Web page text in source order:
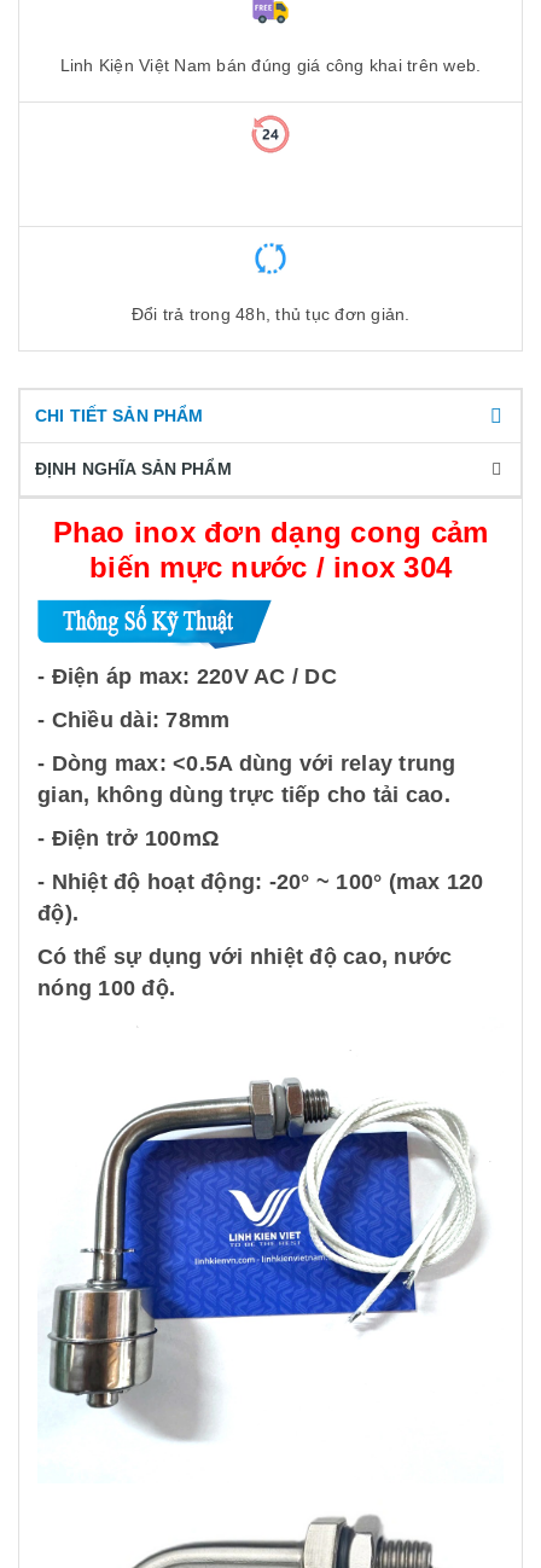
Linh Kiện Việt Nam bán đúng giá công khai trên web.
Đổi trả trong 48h, thủ tục đơn giản.
CHI TIẾT SẢN PHẨM
ĐỊNH NGHĨA SẢN PHẨM
Phao inox đơn dạng cong cảm
biến mực nước / inox 304
- Điện áp max: 220V AC / DC
- Chiều dài: 78mm
- Dòng max: <0.5A dùng với relay trung
gian, không dùng trực tiếp cho tải cao.
- Điện trở 100mΩ
- Nhiệt độ hoạt động: -20° ~ 100° (max 120
độ).
Có thể sự dụng với nhiệt độ cao, nước
nóng 100 độ.